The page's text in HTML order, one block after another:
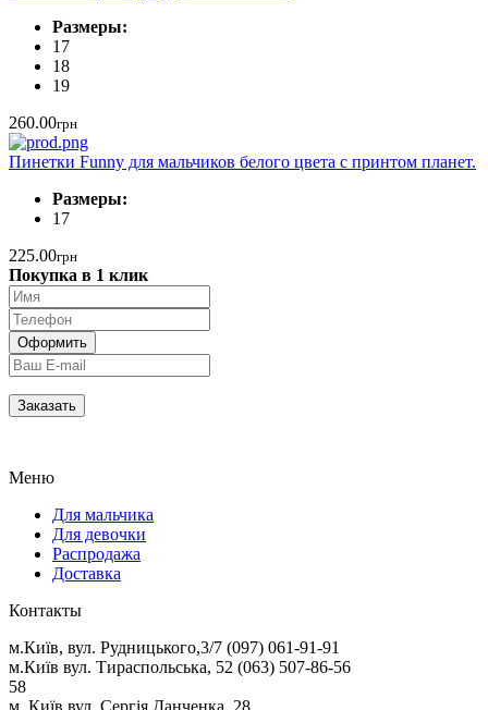
Размеры:
17
18
19
260.00грн
Пинетки Funny для мальчиков белого цвета с принтом планет.
Размеры:
17
225.00грн
Покупка в 1 клик
Меню
Для мальчика
Для девочки
Распродажа
Доставка
Контакты
м.Київ, вул. Рудницького,3/7 (097) 061-91-91
м.Київ вул. Тираспольська, 52 (063) 507-86-56
58
м. Київ вул. Сергія Данченка, 28